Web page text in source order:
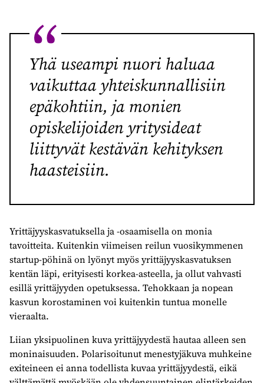
Yhä useampi nuori haluaa
vaikuttaa yhteiskunnallisiin
epäkohtiin, ja monien
opiskelijoiden yritysideat
liittyvät kestävän kehityksen
haasteisiin.
Yrittäjyyskasvatuksella ja -osaamisella on monia
tavoitteita. Kuitenkin viimeisen reilun vuosikymmenen
startup-pöhinä on lyönyt myös yrittäjyyskasvatuksen
kentän läpi, erityisesti korkea-asteella, ja ollut vahvasti
esillä yrittäjyyden opetuksessa. Tehokkaan ja nopean
kasvun korostaminen voi kuitenkin tuntua monelle
vieraalta.
Liian yksipuolinen kuva yrittäjyydestä hautaa alleen sen
moninaisuuden. Polarisoitunut menestyjäkuva muhkeine
exiteineen ei anna todellista kuvaa yrittäjyydestä, eikä